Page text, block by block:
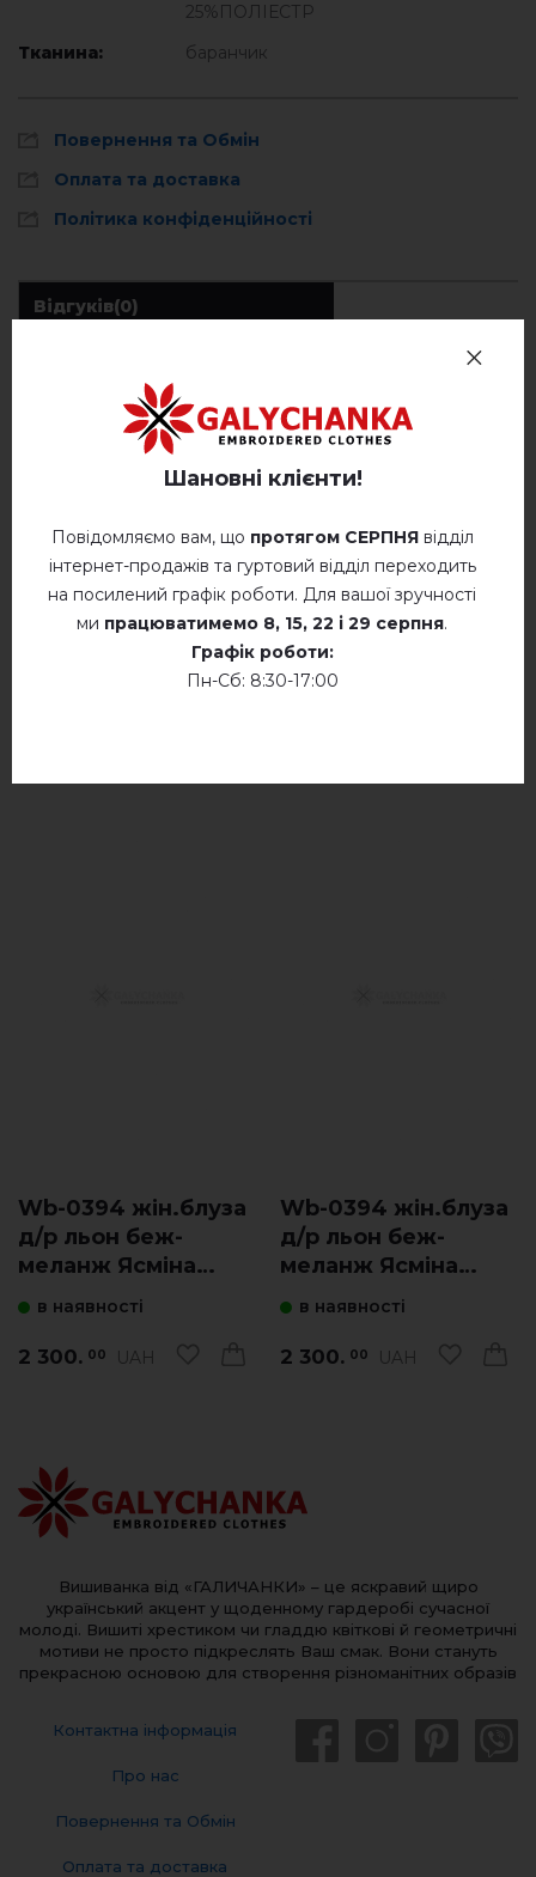
25%ПОЛІЕСТР
Тканина:
баранчик
Повернення та Обмін
Оплата та доставка
Політика конфіденційності
Відгуків(0)
ВІДГУКИ ПРО ЛЮМІНЕСКА (МОЛОЧНА)
додайте свій відгук про Люмінеска (молочна)
Wb-0394 жін.блуза
д/р льон беж-
меланж Ясміна
в наявності
2 300. 00 UAH
Wb-0394 жін.блуза
д/р льон беж-
меланж Ясміна
коричнева
в наявності
2 300. 00 UAH
Вишиванка від «ГАЛИЧАНКИ» – це яскравий щиро
український акцент у щоденному гардеробі сучасної
молоді. Вишиті хрестиком чи гладдю квіткові й геометричні
мотиви не просто підкреслять Ваш смак. Вони стануть
прекрасною основою для створення різноманітних образів
Контактна інформація
Про нас
Повернення та Обмін
Оплата та доставка
Шановні клієнти!
Повідомляємо вам, що протягом СЕРПНЯвідділ
інтернет-продажів та гуртовий відділ переходить
на посилений графік роботи. Для вашої зручності
ми працюватимемо 8, 15, 22 і 29 серпня.
Графік роботи:
Пн-Сб: 8:30-17:00